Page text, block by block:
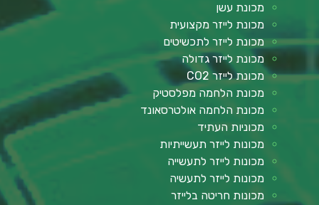
מכונת עשן
מכונת לייזר מקצועית
מכונת לייזר לתכשיטים
מכונת לייזר גדולה
מכונת לייזר CO2
מכונת הלחמה מפלסטיק
מכונת הלחמה אולטרסאונד
מכוניות העתיד
מכונות לייזר תעשייתיות
מכונות לייזר לתעשייה
מכונות לייזר לתעשיה
מכונות חריטה בלייזר